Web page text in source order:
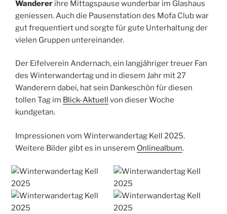
Wanderer ihre Mittagspause wunderbar im Glashaus
geniessen. Auch die Pausenstation des Mofa Club war
gut frequentiert und sorgte für gute Unterhaltung der
vielen Gruppen untereinander.
Der Eifelverein Andernach, ein langjähriger treuer Fan
des Winterwandertag und in diesem Jahr mit 27
Wanderern dabei, hat sein Dankeschön für diesen
tollen Tag im Blick-Aktuell
von dieser Woche
kundgetan.
Impressionen vom Winterwandertag Kell 2025.
Weitere Bilder gibt es in unserem Onlinealbum.